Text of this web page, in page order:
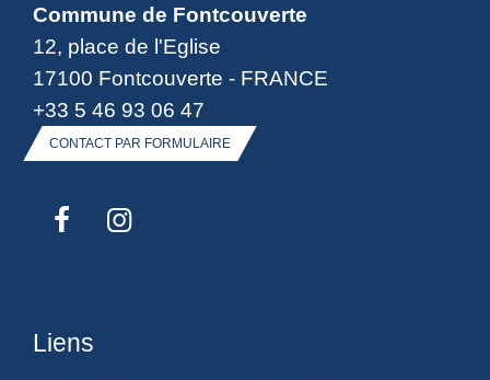
Commune de Fontcouverte
12, place de l'Eglise
17100 Fontcouverte - FRANCE
+33 5 46 93 06 47
CONTACT PAR FORMULAIRE
Liens